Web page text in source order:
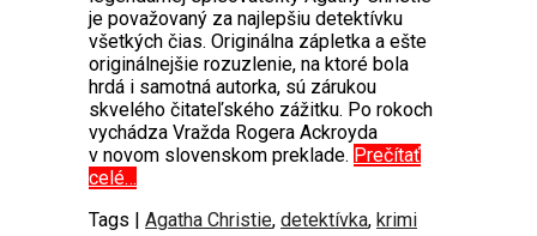
je považovaný za najlepšiu detektívku
všetkých čias. Originálna zápletka a ešte
originálnejšie rozuzlenie, na ktoré bola
hrdá i samotná autorka, sú zárukou
skvelého čitateľského zážitku. Po rokoch
vychádza Vražda Rogera Ackroyda
v novom slovenskom preklade. Prečítať
celé…
Tags | Agatha Christie, detektívka, krimi